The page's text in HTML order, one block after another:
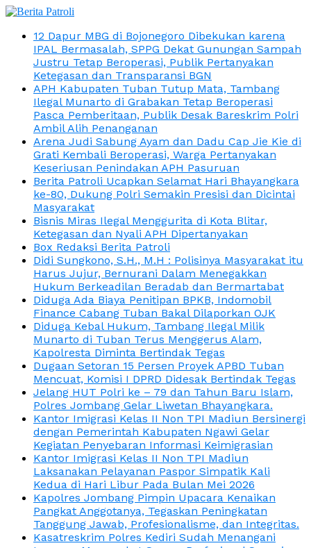
12 Dapur MBG di Bojonegoro Dibekukan karena
IPAL Bermasalah, SPPG Dekat Gunungan Sampah
Justru Tetap Beroperasi, Publik Pertanyakan
Ketegasan dan Transparansi BGN
APH Kabupaten Tuban Tutup Mata, Tambang
Ilegal Munarto di Grabakan Tetap Beroperasi
Pasca Pemberitaan, Publik Desak Bareskrim Polri
Ambil Alih Penanganan
Arena Judi Sabung Ayam dan Dadu Cap Jie Kie di
Grati Kembali Beroperasi, Warga Pertanyakan
Keseriusan Penindakan APH Pasuruan
Berita Patroli Ucapkan Selamat Hari Bhayangkara
ke-80, Dukung Polri Semakin Presisi dan Dicintai
Masyarakat
Bisnis Miras Ilegal Menggurita di Kota Blitar,
Ketegasan dan Nyali APH Dipertanyakan
Box Redaksi Berita Patroli
Didi Sungkono, S.H., M.H : Polisinya Masyarakat itu
Harus Jujur, Bernurani Dalam Menegakkan
Hukum Berkeadilan Beradab dan Bermartabat
Diduga Ada Biaya Penitipan BPKB, Indomobil
Finance Cabang Tuban Bakal Dilaporkan OJK
Diduga Kebal Hukum, Tambang Ilegal Milik
Munarto di Tuban Terus Menggerus Alam,
Kapolresta Diminta Bertindak Tegas
Dugaan Setoran 15 Persen Proyek APBD Tuban
Mencuat, Komisi I DPRD Didesak Bertindak Tegas
Jelang HUT Polri ke – 79 dan Tahun Baru Islam,
Polres Jombang Gelar Liwetan Bhayangkara.
Kantor Imigrasi Kelas II Non TPI Madiun Bersinergi
dengan Pemerintah Kabupaten Ngawi Gelar
Kegiatan Penyebaran Informasi Keimigrasian
Kantor Imigrasi Kelas II Non TPI Madiun
Laksanakan Pelayanan Paspor Simpatik Kali
Kedua di Hari Libur Pada Bulan Mei 2026
Kapolres Jombang Pimpin Upacara Kenaikan
Pangkat Anggotanya, Tegaskan Peningkatan
Tanggung Jawab, Profesionalisme, dan Integritas.
Kasatreskrim Polres Kediri Sudah Menangani